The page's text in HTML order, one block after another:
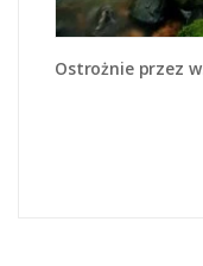
Ostrożnie przez wodospad - KN890